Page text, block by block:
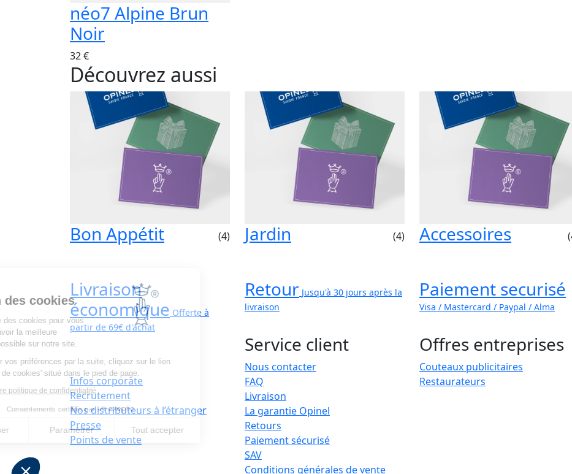
Gestion des cookies
Opinel utilise des cookies pour vous
permettre d'avoir la meilleure
expérience possible sur notre site.
Pour modifier vos préférences par la suite, cliquez sur le lien
'Préférences de cookies' situé dans le pied de page.
Consulter notre politique de confidentialité
Consentements certifiés par
Tout refuser Paramétrer Tout accepter
Plateforme de Gestion du Consentement : Personnalisez vos Options
néo7 Alpine Brun
Noir
32 €
Découvrez aussi
Bon Appétit (4) Jardin (4) Accessoires
Livraison
économique Offerte à
partir de 69€ d'achat
Retour Jusqu'à 30 jours après la
livraison
Paiement securisé
Visa / Mastercard / Paypal / Alma
Infos corporate
Recrutement
Nos distributeurs à l’étranger
Presse
Points de vente
Service client
Nous contacter
FAQ
Livraison
La garantie Opinel
Retours
Paiement sécurisé
SAV
Conditions générales de vente
Offres entreprises
Couteaux publicitaires
Restaurateurs